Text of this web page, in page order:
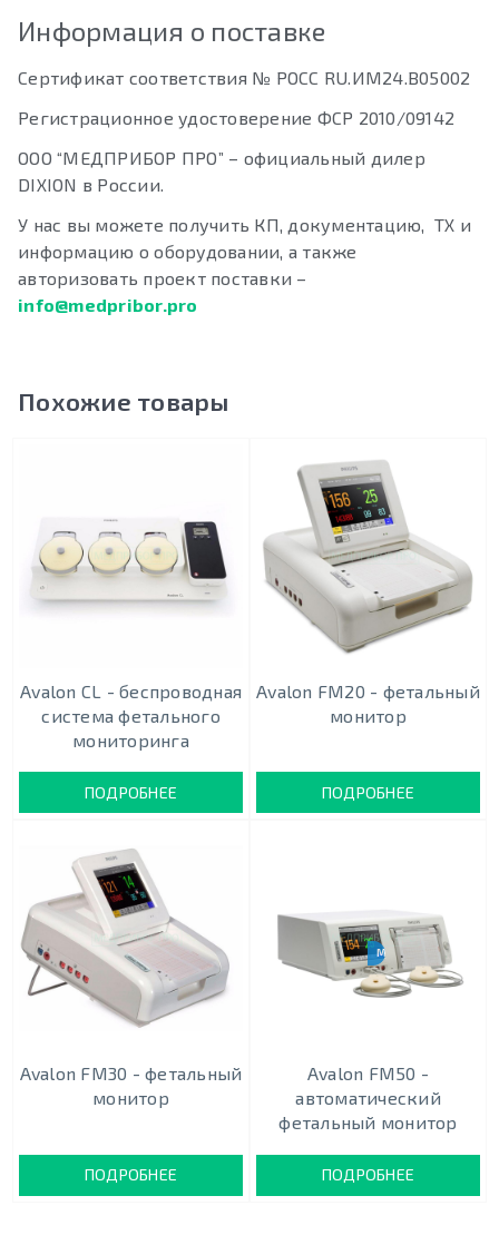
Информация о поставке
Сертификат соответствия № РОСС RU.ИМ24.B05002
Регистрационное удостоверение ФСР 2010/09142
ООО “МЕДПРИБОР ПРО” – официальный дилер
DIXION в России.
У нас вы можете получить КП, документацию, ТХ и
информацию о оборудовании, а также
авторизовать проект поставки –
info@medpribor.pro
Похожие товары
Avalon CL - беспроводная
система фетального
мониторинга
ПОДРОБНЕЕ
Avalon FM20 - фетальный
монитор
ПОДРОБНЕЕ
Avalon FM30 - фетальный
монитор
ПОДРОБНЕЕ
МОНИТОРИНГ ТРОЙНИ
Avalon FM50 -
автоматический
фетальный монитор
ПОДРОБНЕЕ